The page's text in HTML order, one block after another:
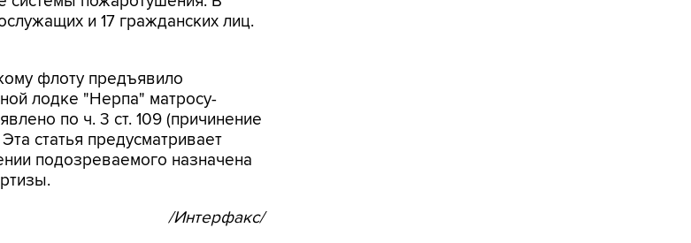
и 17 гражданских лиц.
флоту предъявило
лодке "Нерпа" матросу-
по ч. 3 ст. 109 (причинение
статья предусматривает
подозреваемого назначена
/Интерфакс/